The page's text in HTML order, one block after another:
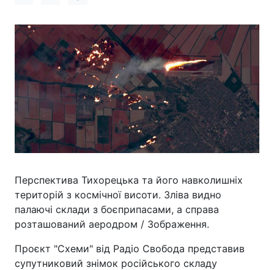
Перспектива Тихорецька та його навколишніх
територій з космічної висоти. Зліва видно
палаючі склади з боєприпасами, а справа
розташований аеродром / Зображення.
Проєкт "Схеми" від Радіо Свобода представив
супутниковий знімок російського складу